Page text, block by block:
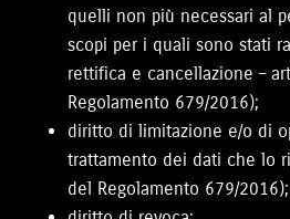
quelli non più necessari al
scopi per i quali sono stati
rettifica e cancellazione –
Regolamento 679/2016);
diritto di limitazione e/o di
trattamento dei dati che lo
del Regolamento 679/2016);